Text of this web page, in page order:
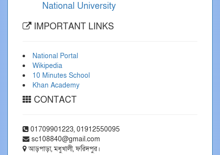
National University
IMPORTANT LINKS
National Portal
Wikipedia
10 Minutes School
Khan Academy
CONTACT
01709901223, 01912550095
sc108840@gmail.com
আড়পাড়া, মধুখালী, ফরিদপুর।